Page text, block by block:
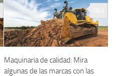
Maquinaria de calidad: Mira
algunas de las marcas con las